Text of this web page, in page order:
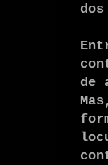
de